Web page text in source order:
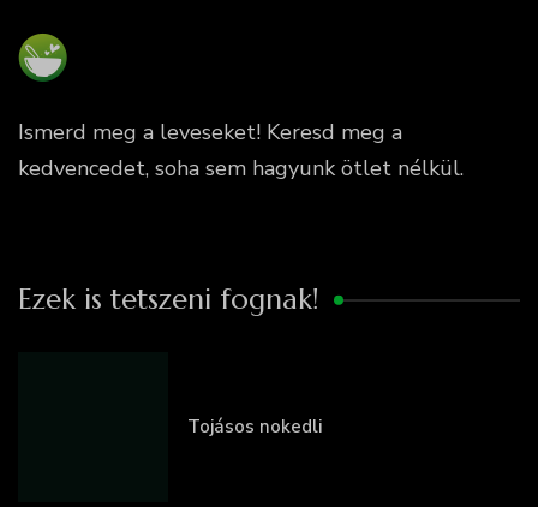
Ismerd meg a leveseket! Keresd meg a
kedvencedet, soha sem hagyunk ötlet nélkül.
Ezek is tetszeni fognak!
Tojásos nokedli